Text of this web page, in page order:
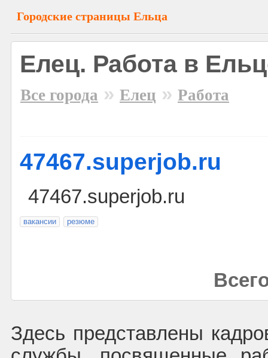
Городские страницы Ельца
Елец. Работа в
Все города » Елец » Работа
47467.superjob.ru
47467.superjob.ru
вакансии резюме
Здесь представлены